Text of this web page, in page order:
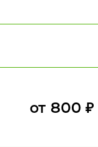
от 800 ₽